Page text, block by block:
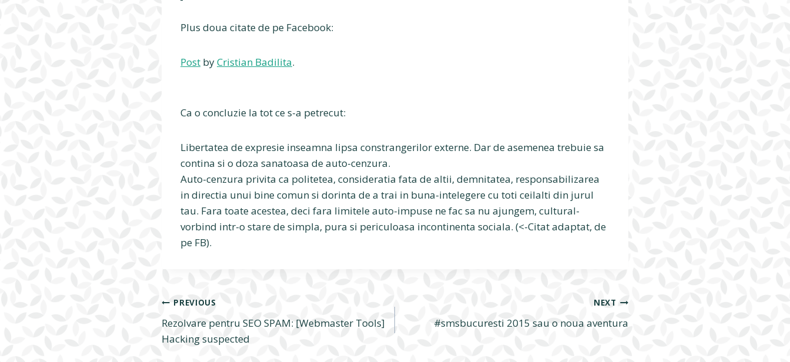
Plus doua citate de pe Facebook:
Post byCristian Badilita.
Ca o concluzie la tot ce s-a petrecut:
Libertatea de expresie inseamna lipsa constrangerilor externe. Dar de asemenea trebuie sa
contina si o doza sanatoasa de auto-cenzura.
Auto-cenzura privita ca politetea, consideratia fata de altii, demnitatea, responsabilizarea
in directia unui bine comun si dorinta de a trai in buna-intelegere cu toti ceilalti din jurul
tau. Fara toate acestea, deci fara limitele auto-impuse ne fac sa nu ajungem, cultural-
vorbind intr-o stare de simpla, pura si periculoasa incontinenta sociala. (<-Citat adaptat, de
pe FB).
Navigare
în
PREVIOUS
Rezolvare pentru SEO SPAM: [Webmaster Tools]
Hacking suspected
NEXT
#smsbucuresti 2015 sau o noua aventura